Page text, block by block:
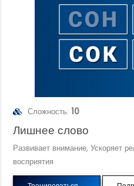
Сложность:10
Лишнее слово
Развивает внимание, Ускоряет
восприятия